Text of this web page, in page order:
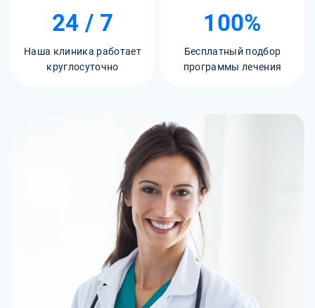
24 / 7
Наша клиника работает
круглосуточно
100%
Бесплатный подбор
программы лечения